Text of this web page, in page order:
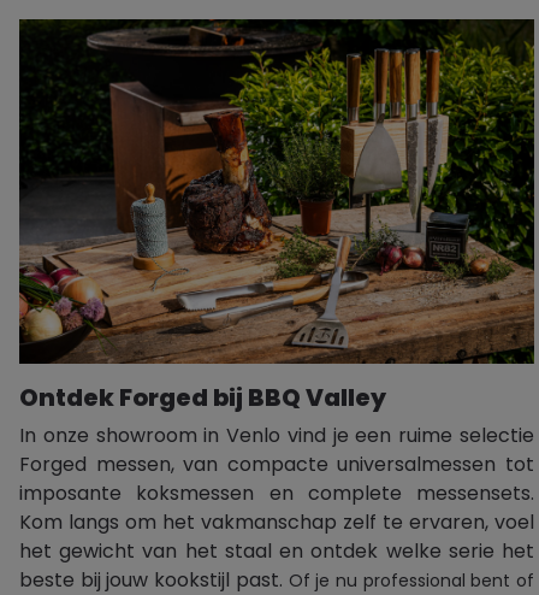
Ontdek Forged bij BBQ Valley
In onze showroom in Venlo vind je een ruime selectie
Forged messen, van compacte universalmessen tot
imposante koksmessen en complete messensets.
Kom langs om het vakmanschap zelf te ervaren, voel
het gewicht van het staal en ontdek welke serie het
beste bij jouw kookstijl past. Of je nu professional bent of